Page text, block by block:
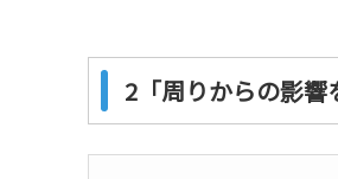
2「周りからの影響